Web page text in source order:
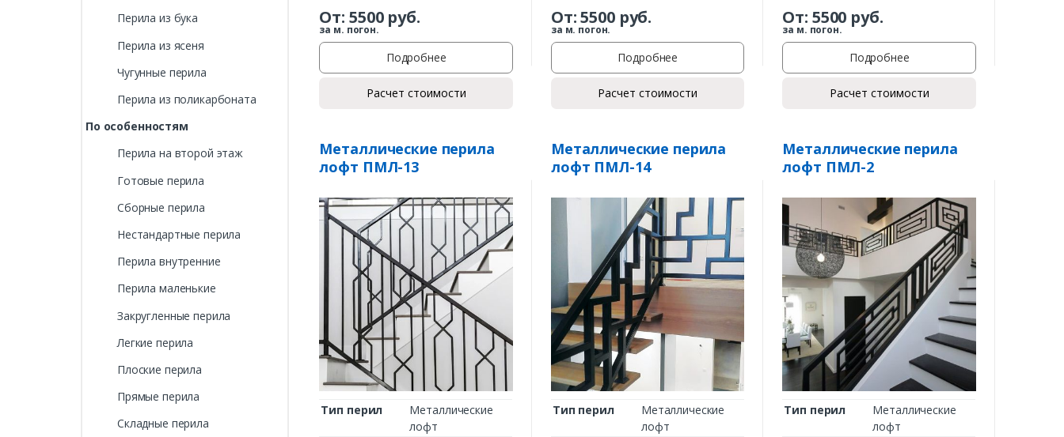
Ваше имя*
Ваш телефон*
Комментарий к заказу
От: 5500руб.
за м. погон.
Подробнее
Расчет стоимости
От:5500руб.
за м. погон.
Подробнее
Расчет стоимости
От: 5500 руб.
за м. погон.
Подробнее
Расчет стоимости
Металлические перила
лофт ПМЛ-13
Тип перил
Металлические
лофт
Металлические перила
лофт ПМЛ-14
Тип перил
Металлические
лофт
Металлические перила
лофт ПМЛ-2
Тип перил
Металлические
лофт
Перила из бука
Перила из ясеня
Чугунные перила
Перила из поликарбоната
По особенностям
Перила на второй этаж
Готовые перила
Сборные перила
Нестандартные перила
Перила внутренние
Перила маленькие
Закругленные перила
Легкие перила
Плоские перила
Прямые перила
Складные перила